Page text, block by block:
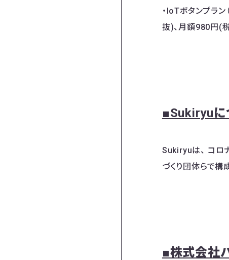
・IoTボタンプラ
抜)、月額980円(
■Sukiryuに
Sukiryuは、 コロ
づくり団体らで構
■株式会社